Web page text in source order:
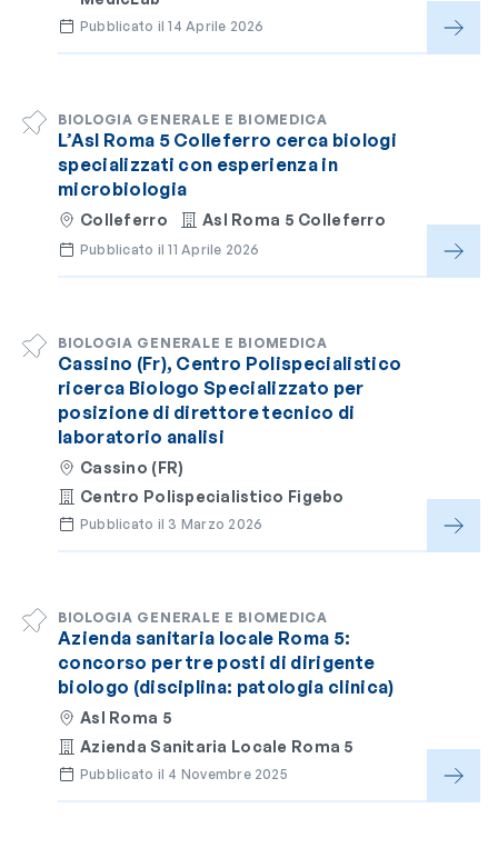
Pubblicato il 14 Aprile 2026
BIOLOGIA GENERALE E BIOMEDICA
L’Asl Roma 5 Colleferro cerca biologi
specializzati con esperienza in
microbiologia
Colleferro Asl Roma 5 Colleferro
Pubblicato il 11 Aprile 2026
BIOLOGIA GENERALE E BIOMEDICA
Cassino (Fr), Centro Polispecialistico
ricerca Biologo Specializzato per
posizione di direttore tecnico di
laboratorio analisi
Cassino (FR)
Centro Polispecialistico Figebo
Pubblicato il 3 Marzo 2026
BIOLOGIA GENERALE E BIOMEDICA
Azienda sanitaria locale Roma 5:
concorso per tre posti di dirigente
biologo (disciplina: patologia clinica)
Asl Roma 5
Azienda Sanitaria Locale Roma 5
Pubblicato il 4 Novembre 2025